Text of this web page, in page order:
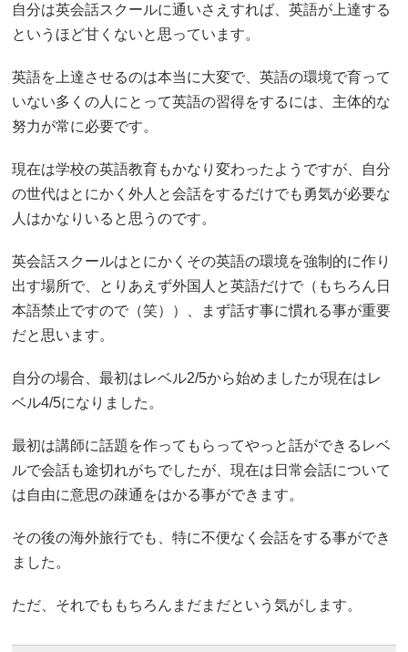
自分は英会話スクールに通いさえすれば、英語が上達する
というほど甘くないと思っています。
英語を上達させるのは本当に大変で、英語の環境で育って
いない多くの人にとって英語の習得をするには、主体的な
努力が常に必要です。
現在は学校の英語教育もかなり変わったようですが、自分
の世代はとにかく外人と会話をするだけでも勇気が必要な
人はかなりいると思うのです。
英会話スクールはとにかくその英語の環境を強制的に作り
出す場所で、とりあえず外国人と英語だけで（もちろん日
本語禁止ですので（笑））、まず話す事に慣れる事が重要
だと思います。
自分の場合、最初はレベル2/5から始めましたが現在はレ
ベル4/5になりました。
最初は講師に話題を作ってもらってやっと話ができるレベ
ルで会話も途切れがちでしたが、現在は日常会話について
は自由に意思の疎通をはかる事ができます。
その後の海外旅行でも、特に不便なく会話をする事ができ
ました。
ただ、それでももちろんまだまだという気がします。